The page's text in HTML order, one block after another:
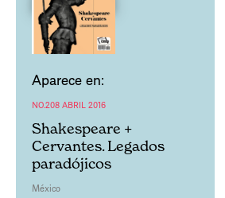
Aparece en:
NO.208 ABRIL 2016
Shakespeare +
Cervantes. Legados
paradójicos
México